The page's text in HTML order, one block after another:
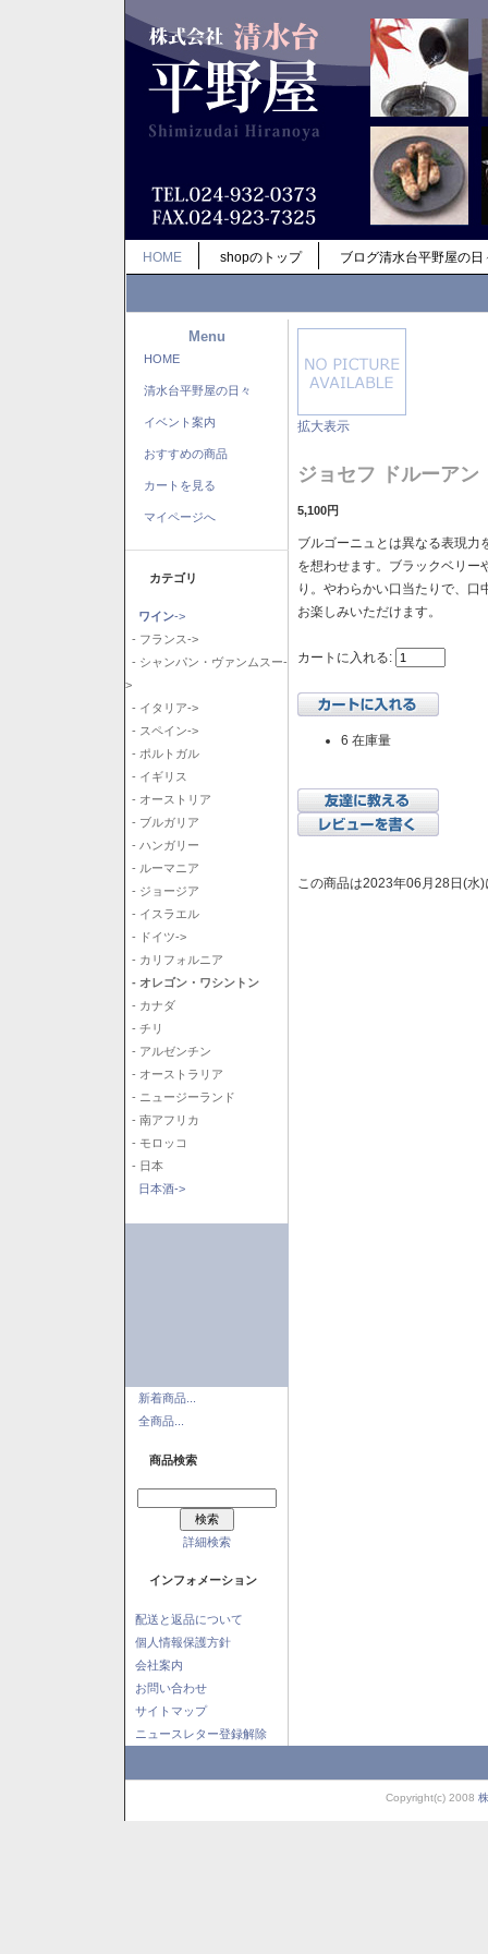
HOME shopのトップ ブログ清水台平野屋の日
Menu
HOME
清水台平野屋の日々
イベント案内
おすすめの商品
カートを見る
マイページへ
カテゴリ
ワイン->
- フランス->
- シャンパン・ヴァンムスー-
>
- イタリア->
- スペイン->
- ポルトガル
- イギリス
- オーストリア
- ブルガリア
- ハンガリー
- ルーマニア
- ジョージア
- イスラエル
- ドイツ->
- カリフォルニア
- オレゴン・ワシントン
- カナダ
- チリ
- アルゼンチン
- オーストラリア
- ニュージーランド
- 南アフリカ
- モロッコ
- 日本
日本酒->
新着商品...
全商品...
商品検索
詳細検索
インフォメーション
配送と返品について
個人情報保護方針
会社案内
お問い合わせ
サイトマップ
ニュースレター登録解除
拡大表示
ジョセフ ドルーア
5,100円
ブルゴーニュとは異なる表現力
を想わせます。ブラックベリー
り。やわらかい口当たりで、
お楽しみいただけます。
カートに入れる:
6 在庫量
この商品は2023年06月28日(水
Copyright(c) 2008